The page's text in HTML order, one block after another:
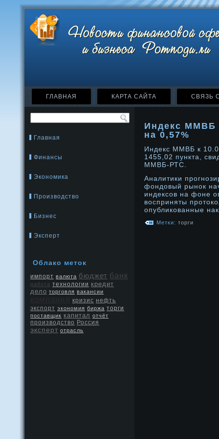
ГЛАВНАЯ КАРТА САЙТА СВЯЗЬ
Главная
Финансы
Экономика
Производство
Бизнес
Эксперт
Облако метοк
импорт валюта бюджет банк
работа технологии кредит
дело торговля вакансии
кризис нефть
экспорт экономия биржа торги
поставщик капитал отчёт
производство Россия
эксперт отрасль
Индекс ММВБ
на 0,57%
Индекс ММВБ к
1455,02 пункта,
ММВБ-РТС.
Аналитики
фондовый рынок
индексов на фоне
восприняты
опубликованные
Метки: торги